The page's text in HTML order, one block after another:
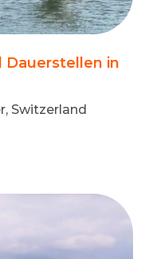
Dauerstellen in
Switzerland